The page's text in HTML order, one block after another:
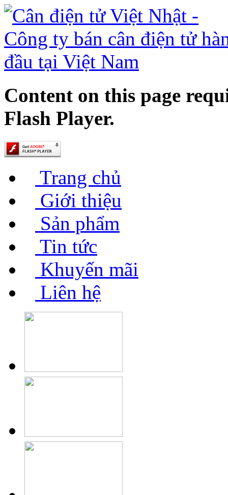
Content on this page
Flash Player.
Trang chủ
Giới thiệu
Sản phẩm
Tin tức
Khuyến mãi
Liên hệ